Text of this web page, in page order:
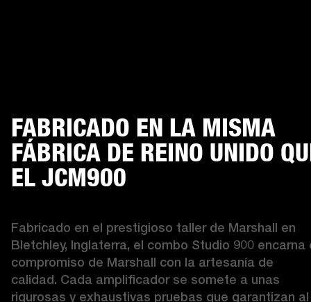
FABRICADO EN LA MISMA
FÁBRICA DE REINO UNIDO
EL JCM900
Fabricado en el prestigioso taller de Marshall en
Bletchley, Inglaterra, el combo Studio 900 encarna
compromiso de Marshall con la artesanía de
calidad. Cada amplificador se somete a unas
rigurosas y exhaustivas pruebas que garantizan al